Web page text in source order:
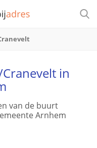
in
van de buurt
Arnhem